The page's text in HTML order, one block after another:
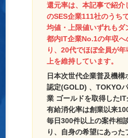
還元率は、本記事で紹介
のSES企業111社のうち
均値・上限値いずれもダ
都内IT企業No.1の年収へ
り、20代でほぼ全員が
上を維持しています。
日本次世代企業普及機構
認定(GOLD) 、TOKYO
業 ゴールドを取得したIT
有給消化率は創業以来
毎日300件以上の案件相
り、自身の希望にあった